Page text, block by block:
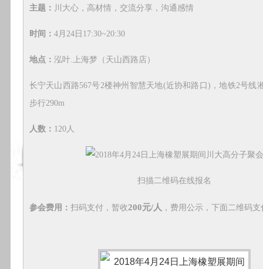
主题： 川大心，高材情，交流分享，沟通感情
时间： 4月24日17:30~20:30
地点： 泓叶.上海梦（天山西路店）
长宁天山西路567号2楼神州智慧天地(近协和路口)，地铁2号线
步行290m
人数： 120人
扫描二维码在线报名
参会费用： 扫码支付，暂收200元/人 ，费用公示，下面二维码